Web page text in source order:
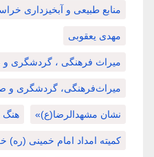
منابع طبیعی و آبخیزداری
مهدی یعقوبی
میراث فرهنگی ، گردشگری
میراث‌فرهنگی، گردشگری و
نشان مشهدالرضا(ع)» هنگ
کمیته امداد امام خمینی